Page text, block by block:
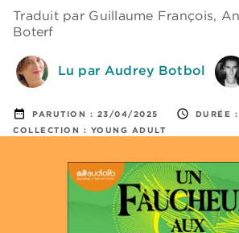
Traduit par Guillaume François,
Boterf
Lu par Audrey Botbol
date_range PARUTION : 23/04/2025 access_time DURÉE :
COLLECTION : YOUNG ADULT